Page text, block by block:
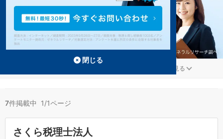
もっと見る
7件掲載中 1/1ページ
さくら税理士法人
閉じる